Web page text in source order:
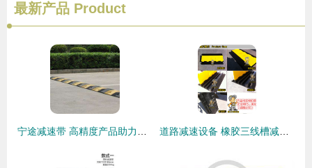
最新产品 Product